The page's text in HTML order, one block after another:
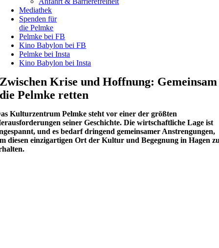
Mediathek
Spenden für
die Pelmke
Pelmke bei FB
Kino Babylon bei FB
Pelmke bei Insta
Kino Babylon bei Insta
Zwischen Krise und Hoffnung: Gemeinsam
die Pelmke retten
Kulturzentrum Pelmke steht vor einer der größten
seiner Geschichte. Die wirtschaftliche Lage ist
und es bedarf dringend gemeinsamer Anstrengungen,
diesen einzigartigen Ort der Kultur und Begegnung in Hagen